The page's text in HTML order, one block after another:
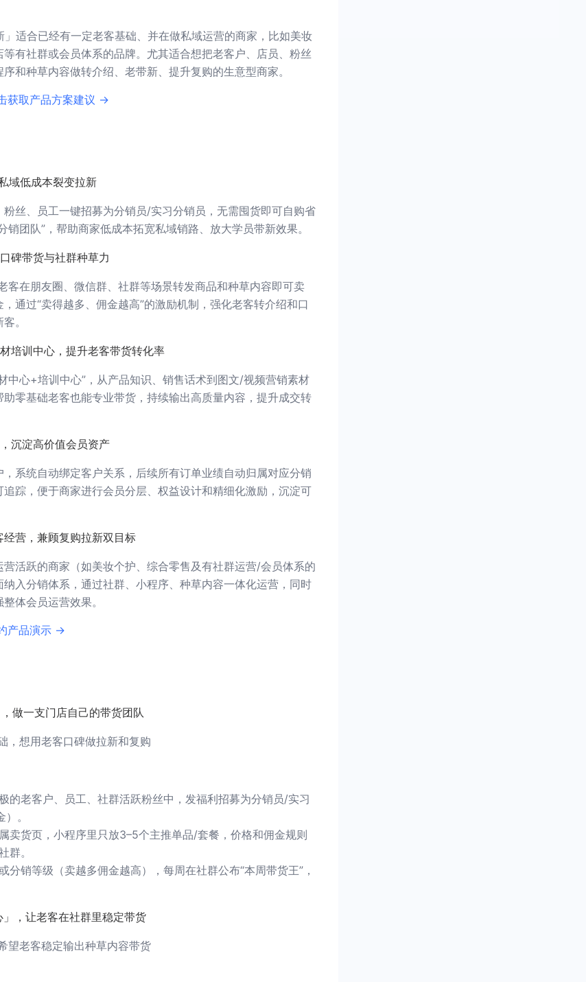
」适合已经有一定老客基础、并在做私域运营的商家，比如美妆
有社群或会员体系的品牌。尤其适合想把老客户、店员、粉丝
和种草内容做转介绍、老带新、提升复购的生意型商家。
获取产品方案建议 →
域低成本裂变拉新
丝、员工一键招募为分销员/实习分销员，无需囤货即可自购省
销团队”，帮助商家低成本拓宽私域销路、放大学员带新效果。
碑带货与社群种草力
客在朋友圈、微信群、社群等场景转发商品和种草内容即可卖
通过“卖得越多、佣金越高”的激励机制，强化老客转介绍和口
。
培训中心，提升老客带货转化率
中心+培训中心”，从产品知识、销售话术到图文/视频营销素材
零基础老客也能专业带货，持续输出高质量内容，提升成交转
沉淀高价值会员资产
系统自动绑定客户关系，后续所有订单业绩自动归属对应分销
踪，便于商家进行会员分层、权益设计和精细化激励，沉淀可
营，兼顾复购拉新双目标
活跃的商家（如美妆个护、综合零售及有社群运营/会员体系的
入分销体系，通过社群、小程序、种草内容一体化运营，同时
体会员运营效果。
产品演示 →
做一支门店自己的带货团队
，想用老客口碑做拉新和复购
的老客户、员工、社群活跃粉丝中，发福利招募为分销员/实习
。
卖货页，小程序里只放3–5个主推单品/套餐，价格和佣金规则
群。
分销等级（卖越多佣金越高），每周在社群公布“本周带货王”，
，让老客在社群里稳定带货
望老客稳定输出种草内容带货